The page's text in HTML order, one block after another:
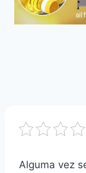
Alguma vez